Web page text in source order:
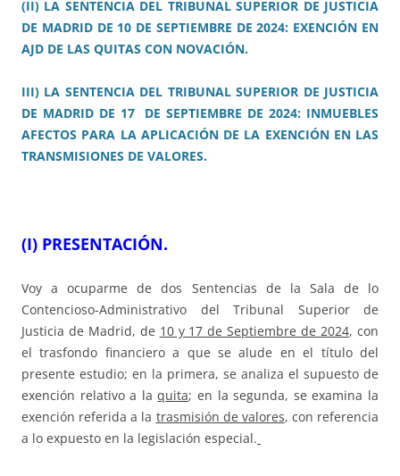
(II) LA SENTENCIA DEL TRIBUNAL SUPERIOR DE JUSTICIA
DE MADRID DE 10 DE SEPTIEMBRE DE 2024: EXENCIÓN EN
AJD DE LAS QUITAS CON NOVACIÓN.
III) LA SENTENCIA DEL TRIBUNAL SUPERIOR DE JUSTICIA
DE MADRID DE 17 DE SEPTIEMBRE DE 2024: INMUEBLES
AFECTOS PARA LA APLICACIÓN DE LA EXENCIÓN EN LAS
TRANSMISIONES DE VALORES.
(I) PRESENTACIÓN.
Voy a ocuparme de dos Sentencias de la Sala de lo
Contencioso-Administrativo del Tribunal Superior de
Justicia de Madrid, de 10 y 17 de Septiembre de 2024, con
el trasfondo financiero a que se alude en el título del
presente estudio; en la primera, se analiza el supuesto de
exención relativo a laquita; en la segunda, se examina la
exención referida a la trasmisión de valores, con referencia
a lo expuesto en la legislación especial.